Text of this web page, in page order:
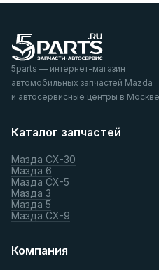
5parts — интернет-магазин
автомобильных запчастей Mazda
и автосервисные центры в Москве
Каталог запчастей
Мазда СХ-30
Мазда 6
Мазда СХ-5
Мазда 3
Мазда 5
Мазда СХ-9
Компания